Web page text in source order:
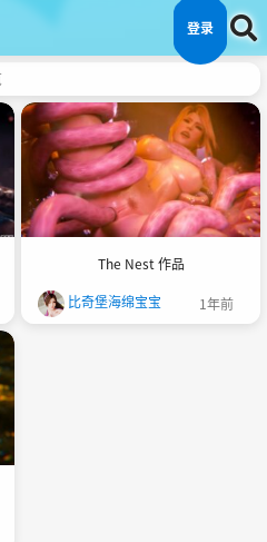
登录
The Nest 作品
比奇堡海绵宝宝 1年前